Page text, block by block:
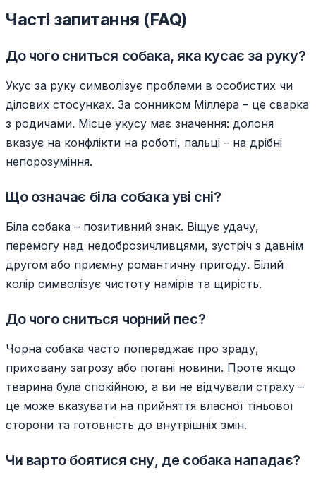
Часті запитання (FAQ)
До чого сниться собака, яка кусає за руку?
Укус за руку символізує проблеми в особистих чи
ділових стосунках. За сонником Міллера – це сварка
з родичами. Місце укусу має значення: долоня
вказує на конфлікти на роботі, пальці – на дрібні
непорозуміння.
Що означає біла собака уві сні?
Біла собака – позитивний знак. Віщує удачу,
перемогу над недоброзичливцями, зустріч з давнім
другом або приємну романтичну пригоду. Білий
колір символізує чистоту намірів та щирість.
До чого сниться чорний пес?
Чорна собака часто попереджає про зраду,
приховану загрозу або погані новини. Проте якщо
тварина була спокійною, а ви не відчували страху –
це може вказувати на прийняття власної тіньової
сторони та готовність до внутрішніх змін.
Чи варто боятися сну, де собака нападає?